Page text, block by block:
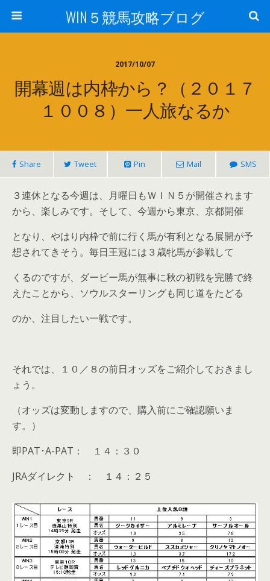
WIN５競馬攻略ブログ
2017/10/07
開幕週は内枠から？（２０１７
１００８）一人旅なるか
Share Tweet Pin Mail SMS
３連休となる今週は、月曜日もＷＩＮ５が開催されます
から、楽しみです。そして、今週から東京、京都開催
となり、やはり内枠で前に行く馬が有利となる展開が予
想されてきそう。毎日王冠には３歳牝馬が参戦して
くるのですが、ダービー馬が無事に秋の初戦を完勝で終
えたことから、ソウルスターリングも同じ道をたどる
のか、注目したい一戦です。
それでは、１０／８の前日オッズをご紹介しておきまし
ょう。
（オッズは変動しますので、購入前にご確認願いま
す。）
即PAT･A-PAT： １４：３０
JRAダイレクト ： １４：２５